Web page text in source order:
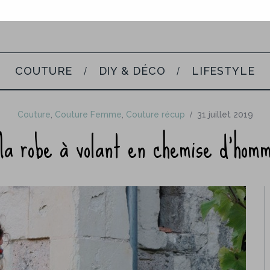
COUTURE DIY & DÉCO LIFESTYLE
Couture Couture Femme Couture récup 31 juillet 2019
robe à volant en chemise